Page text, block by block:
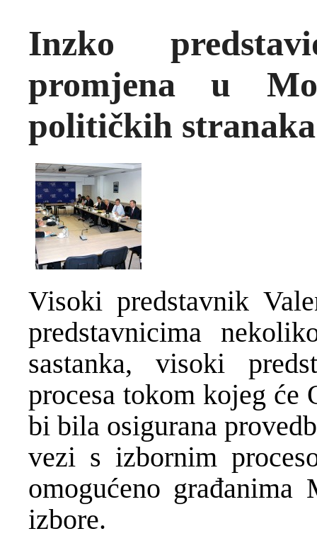
Inzko
promjena u
političkih stranaka
Visoki predstavnik
predstavnicima
sastanka, visoki
procesa tokom kojeg
bi bila osigurana
vezi s izbornim
omogućeno
izbore.